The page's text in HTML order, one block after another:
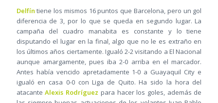
Delfín tiene los mismos 16 puntos que Barcelona, pero un gol
diferencia de 3, por lo que se queda en segundo lugar. La
campaña del cuadro manabita es constante y lo tiene
disputando el lugar en la final, algo que no le es extraño en
los últimos años ciertamente. Igualó 2-2 visitando a El Nacional
aunque amargamente, pues iba 2-0 arriba en el marcador.
Antes había vencido apretadamente 1-0 a Guayaquil City e
igualó en casa 0-0 con Liga de Quito. Ha sido la hora del
atacanteAlexis Rodríguez para hacer los goles, además de